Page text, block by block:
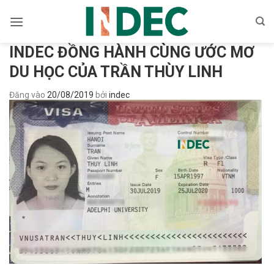
qua
dungINDEC ĐỒNG HÀNH CÙNG ƯỚC MƠ
DU HỌC CỦA TRẦN THÙY LINH
Đăng vào 20/08/2019 bởi indec